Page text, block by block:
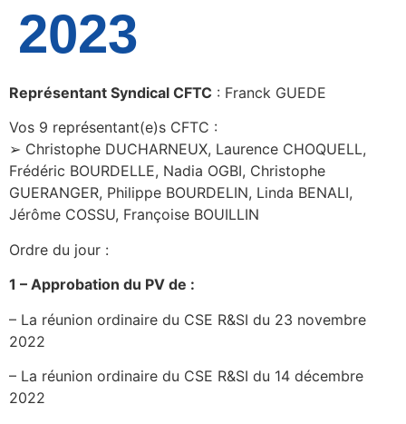
2023
Représentant Syndical CFTC : Franck GUEDE
Vos 9 représentant(e)s CFTC :
➢ Christophe DUCHARNEUX, Laurence CHOQUELL,
Frédéric BOURDELLE, Nadia OGBI, Christophe
GUERANGER, Philippe BOURDELIN, Linda BENALI,
Jérôme COSSU, Françoise BOUILLIN
Ordre du jour :
1 – Approbation du PV de :
– La réunion ordinaire du CSE R&SI du 23 novembre
2022
– La réunion ordinaire du CSE R&SI du 14 décembre
2022